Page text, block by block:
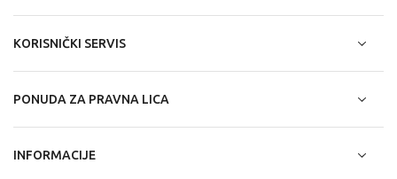
KORISNIČKI SERVIS
PONUDA ZA PRAVNA LICA
INFORMACIJE